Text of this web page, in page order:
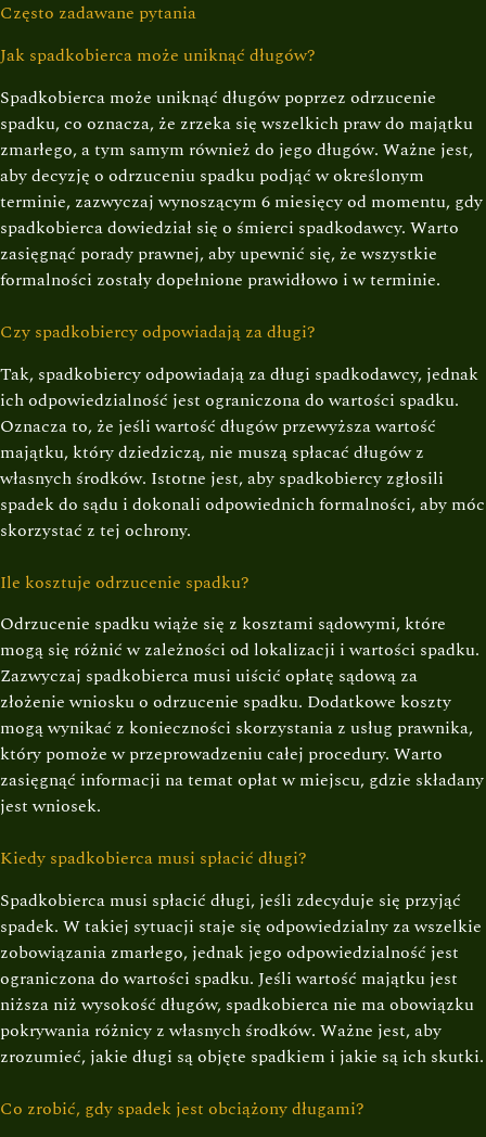
Często zadawane pytania
Jak spadkobierca może uniknąć długów?
Spadkobierca może uniknąć długów poprzez odrzucenie
spadku, co oznacza, że zrzeka się wszelkich praw do majątku
zmarłego, a tym samym również do jego długów. Ważne jest,
aby decyzję o odrzuceniu spadku podjąć w określonym
terminie, zazwyczaj wynoszącym 6 miesięcy od momentu, gdy
spadkobierca dowiedział się o śmierci spadkodawcy. Warto
zasięgnąć porady prawnej, aby upewnić się, że wszystkie
formalności zostały dopełnione prawidłowo i w terminie.
Czy spadkobiercy odpowiadają za długi?
Tak, spadkobiercy odpowiadają za długi spadkodawcy, jednak
ich odpowiedzialność jest ograniczona do wartości spadku.
Oznacza to, że jeśli wartość długów przewyższa wartość
majątku, który dziedziczą, nie muszą spłacać długów z
własnych środków. Istotne jest, aby spadkobiercy zgłosili
spadek do sądu i dokonali odpowiednich formalności, aby móc
skorzystać z tej ochrony.
Ile kosztuje odrzucenie spadku?
Odrzucenie spadku wiąże się z kosztami sądowymi, które
mogą się różnić w zależności od lokalizacji i wartości spadku.
Zazwyczaj spadkobierca musi uiścić opłatę sądową za
złożenie wniosku o odrzucenie spadku. Dodatkowe koszty
mogą wynikać z konieczności skorzystania z usług prawnika,
który pomoże w przeprowadzeniu całej procedury. Warto
zasięgnąć informacji na temat opłat w miejscu, gdzie składany
jest wniosek.
Kiedy spadkobierca musi spłacić długi?
Spadkobierca musi spłacić długi, jeśli zdecyduje się przyjąć
spadek. W takiej sytuacji staje się odpowiedzialny za wszelkie
zobowiązania zmarłego, jednak jego odpowiedzialność jest
ograniczona do wartości spadku. Jeśli wartość majątku jest
niższa niż wysokość długów, spadkobierca nie ma obowiązku
pokrywania różnicy z własnych środków. Ważne jest, aby
zrozumieć, jakie długi są objęte spadkiem i jakie są ich skutki.
Co zrobić, gdy spadek jest obciążony długami?